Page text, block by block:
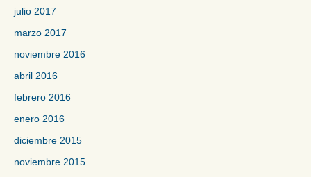
julio 2017
marzo 2017
noviembre 2016
abril 2016
febrero 2016
enero 2016
diciembre 2015
noviembre 2015